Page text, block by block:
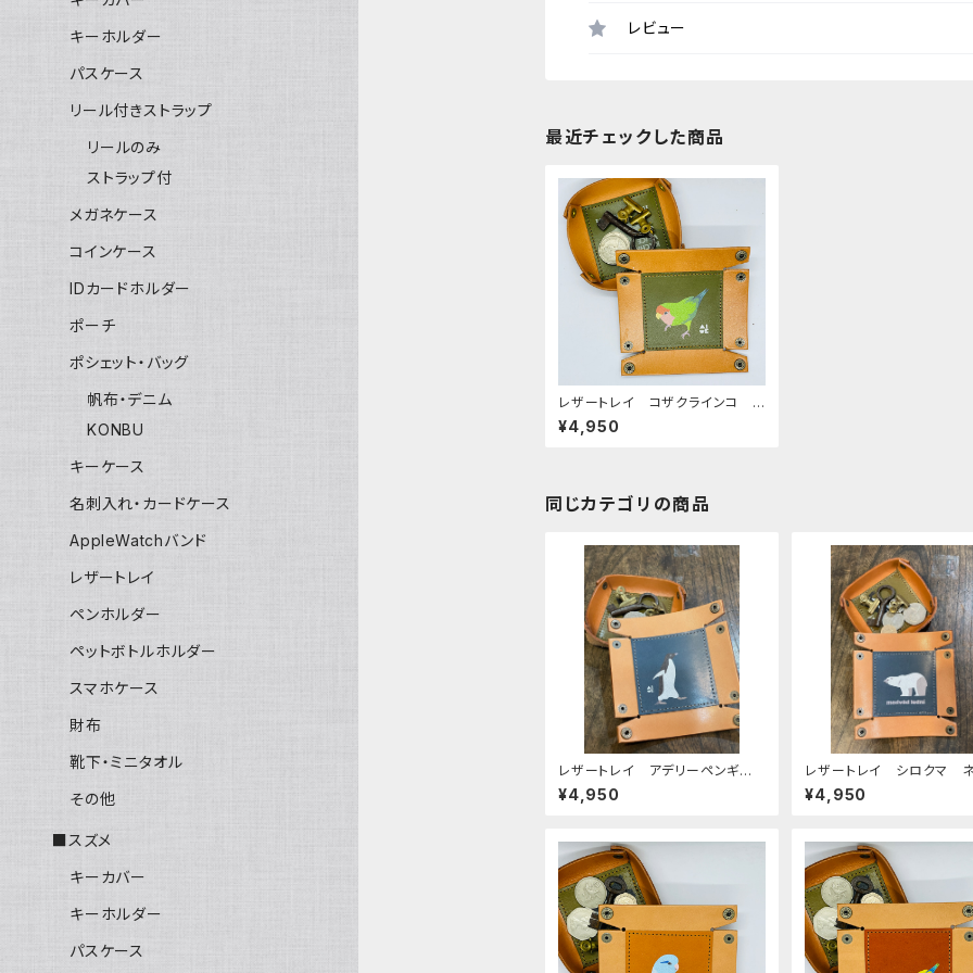
レビュー
最近チェックした商品
レザートレイ コザクラインコ ノ
ーマル グリーン green 栃木
レザー こざくらいんこ
¥4,950
同じカテゴリの商品
レザートレイ アデリーペンギ
ン ペンギン ネイビー 栃木レ
ザー
¥4,950
レザートレイ シロクマ
ー 栃木レザー
¥4,950
キーホルダー
パスケース
リール付きストラップ
リールのみ
ストラップ付
メガネケース
コインケース
IDカードホルダー
ポーチ
ポシェット・バッグ
帆布・デニム
KONBU
キーケース
名刺入れ・カードケース
AppleWatchバンド
レザートレイ
ペンホルダー
ペットボトルホルダー
スマホケース
財布
靴下・ミニタオル
その他
■スズメ
キーカバー
キーホルダー
パスケース